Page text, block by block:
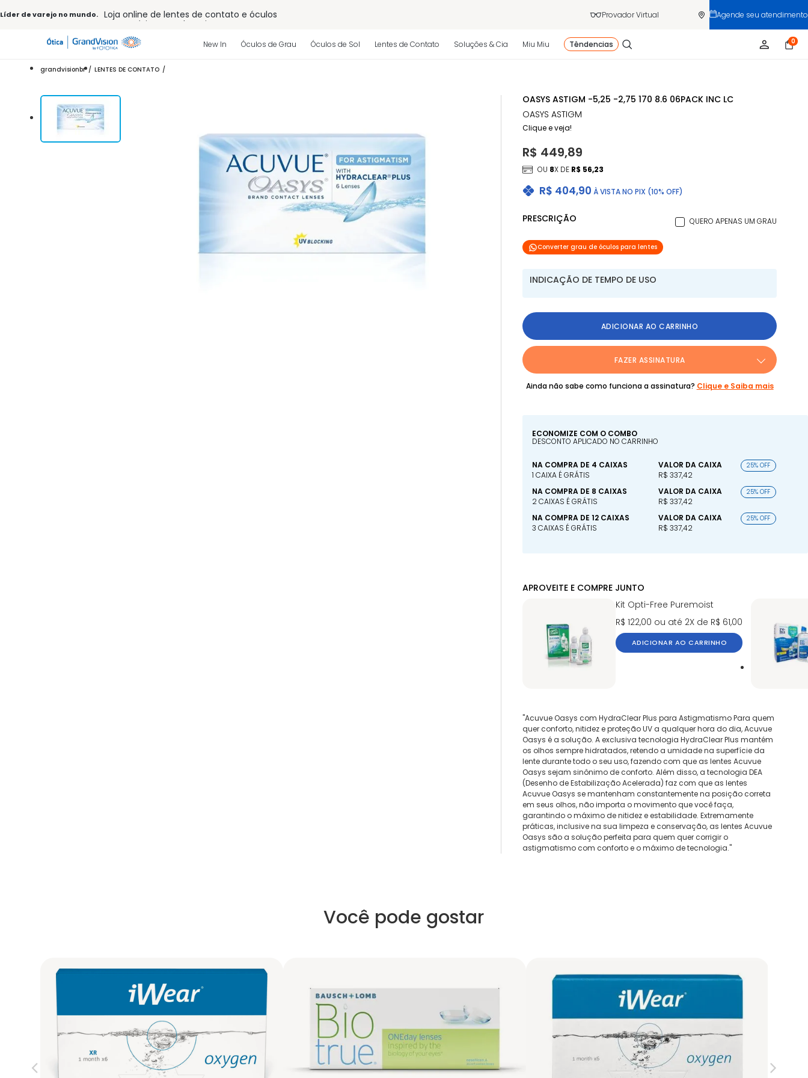
Líder de varejo no mundo.
Loja online de lentes de contato e óculos
Frete grátis em todo o site
10% off pagamento
Entrega para todo Brasil
15% Off na primeira compra (Consulte regulamento)
32% off no combo - cons. reg.
Provador Virtual Agende seu atendimento
New In Óculos de Grau Óculos de Sol Lentes de Contato Soluções & Cia Miu Miu Têndencias 0
grandvisionbr LENTES DE CONTATO
OASYS ASTIGM -5,25 -2,75 170 8.6 06PACK INC LC
OASYS ASTIGM
Clique e veja!
R$ 404,90 À VISTA NO PIX (10% OFF)
R$ 449,89
OU 8X DE R$ 56,23
PRESCRIÇÃO QUERO APENAS UM GRAU
Converter grau de óculos para lentes
INDICAÇÃO DE TEMPO DE USO
ADICIONAR AO CARRINHO
FAZER ASSINATURA
Ainda não sabe como funciona a assinatura? Clique e Saiba mais
ECONOMIZE COM O COMBO
DESCONTO APLICADO NO CARRINHO
NA COMPRA DE 4 CAIXAS
1 CAIXA É GRÁTIS
VALOR DA CAIXA
R$ 337,42
25% OFF
NA COMPRA DE 8 CAIXAS
2 CAIXAS É GRÁTIS
VALOR DA CAIXA
R$ 337,42
25% OFF
NA COMPRA DE 12 CAIXAS
3 CAIXAS É GRÁTIS
VALOR DA CAIXA
R$ 337,42
25% OFF
APROVEITE E COMPRE JUNTO
Kit Opti-Free Puremoist
R$ 122,00 ou até 2X de R$ 61,00
ADICIONAR AO CARRINHO
"Acuvue Oasys com HydraClear Plus para Astigmatismo Para quem
quer conforto, nitidez e proteção UV a qualquer hora do dia, Acuvue
Oasys é a solução. A exclusiva tecnologia HydraClear Plus mantém
os olhos sempre hidratados, retendo a umidade na superfície da
lente durante todo o seu uso, fazendo com que as lentes Acuvue
Oasys sejam sinônimo de conforto. Além disso, a tecnologia DEA
(Desenho de Estabilização Acelerada) faz com que as lentes
Acuvue Oasys se mantenham constantemente na posição correta
em seus olhos, não importa o movimento que você faça,
garantindo o máximo de nitidez e estabilidade. Extremamente
práticas, inclusive na sua limpeza e conservação, as lentes Acuvue
Oasys são a solução perfeita para quem quer corrigir o
astigmatismo com conforto e o máximo de tecnologia."
Você pode gostar